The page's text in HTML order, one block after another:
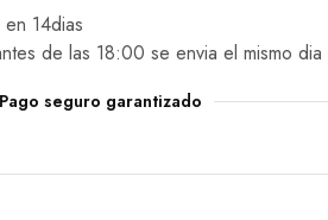
14dias
de las 18:00 se envia el mismo dia
Pago seguro garantizado